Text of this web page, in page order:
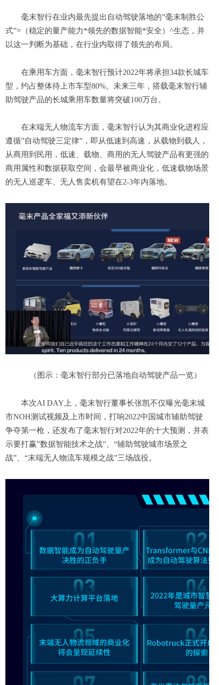
毫末智行在业内最先提出自动驾驶落地的”毫末制胜公
式”=（稳定的量产能力*领先的数据智能*安全）^生态，并
以这一判断为基础，在行业内取得了领先的布局。
在乘用车方面，毫末智行预计2022年将承担34款长城车
型，约占整体待上市车型80%。未来三年，搭载毫末智行辅
助驾驶产品的长城乘用车数量将突破100万台。
在末端无人物流车方面，毫末智行认为其商业化进程应
遵循”自动驾驶三定律”，即从低速到高速，从载物到载人，
从商用到民用，低速、载物、商用的无人驾驶产品有更强的
商用属性和数据获取空间，会最早被商业化，低速载物场景
的无人巡逻车、无人售卖机有望在2-3年内落地。
（图示：毫末智行部分已落地自动驾驶产品一览）
本次AI DAY上，毫末智行董事长张凯不仅曝光毫末城
市NOH测试视频及上市时间，打响2022中国城市辅助驾驶
争夺第一枪，还发布了毫末智行对2022年的十大预测，并表
示要打赢”数据智能技术之战”、“辅助驾驶城市场景之
战”、“末端无人物流车规模之战”三场战役。